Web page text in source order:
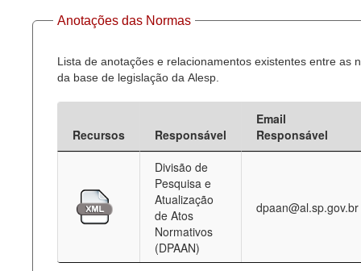
Dados Governamentais Abertos
Planejamento
Deputados Estaduais
Legislação
Anotações das Normas
Lista de anotações e relacionamentos existentes entre as
da base de legislação da Alesp.
Recursos Responsável
Email
Responsável
Divisão de
Pesquisa e
Atualização
de Atos
Normativos
(DPAAN)
dpaan@al.sp.gov.br